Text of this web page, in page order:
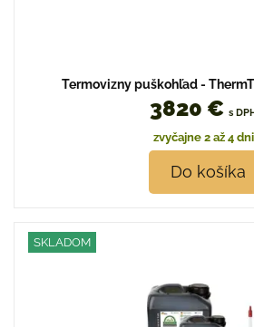
Termovizny puškohľad -
3820 € s
zvyčajne 2 až 4 dni
Do košíka
SKLADOM